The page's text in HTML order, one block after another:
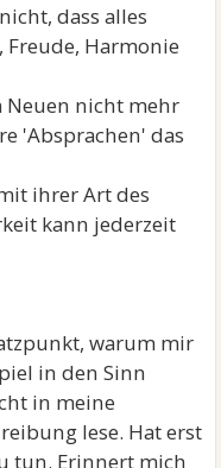
dass alles
Harmonie
Neuen nicht mehr
'Absprachen' das
ihrer Art des
kann jederzeit
warum mir
in den Sinn
in meine
lese. Hat erst
tun. Erinnert mich